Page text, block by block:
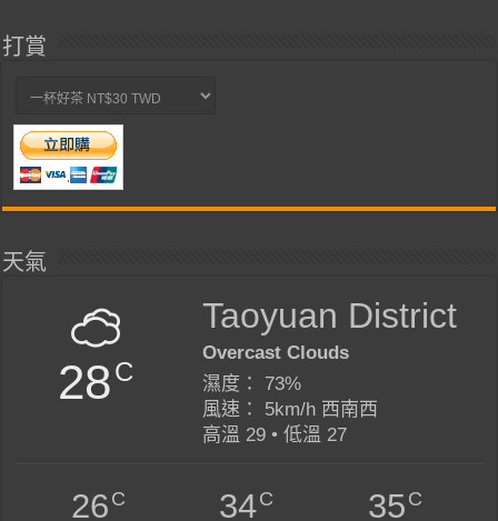
打賞
天氣
28C
Taoyuan District
Overcast Clouds
濕度： 73%
風速： 5km/h 西南西
高溫 29 • 低溫 27
26C 34C 35C